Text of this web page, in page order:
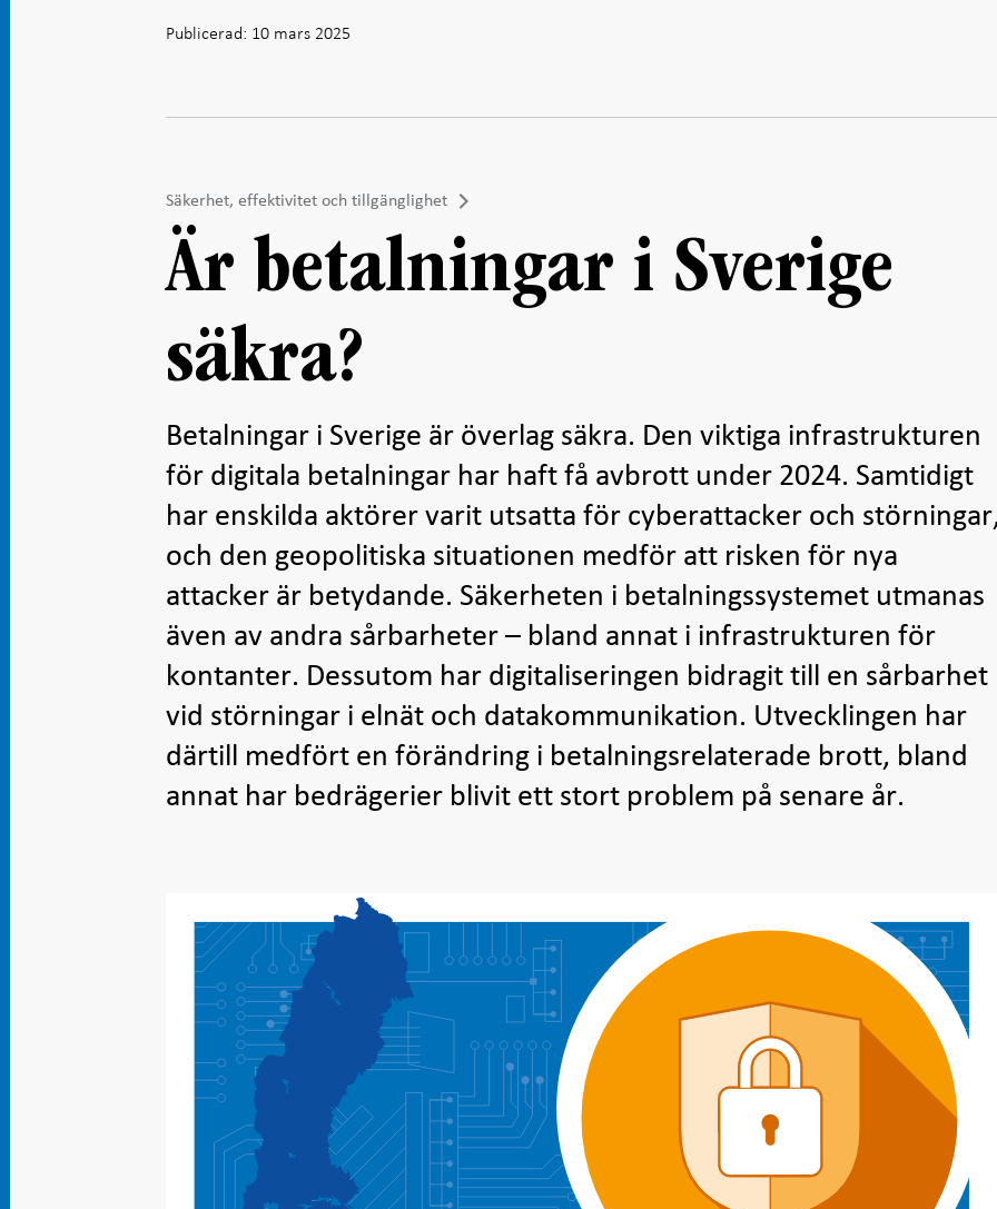
Publicerad: 10 mars 2025
Säkerhet, effektivitet och tillgänglighet
Är betalningar i Sverige
säkra?
Betalningar i Sverige är överlag säkra. Den viktiga infrastrukturen
för digitala betalningar har haft få avbrott under 2024. Samtidigt
har enskilda aktörer varit utsatta för cyberattacker och
och den geopolitiska situationen medför att risken för nya
attacker är betydande. Säkerheten i betalningssystemet utmanas
även av andra sårbarheter – bland annat i infrastrukturen för
kontanter. Dessutom har digitaliseringen bidragit till en sårbarhet
vid störningar i elnät och datakommunikation. Utvecklingen har
därtill medfört en förändring i betalningsrelaterade brott, bland
annat har bedrägerier blivit ett stort problem på senare år.